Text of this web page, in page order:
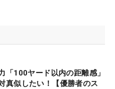
「100ヤード以内の距離感」
真似したい！【優勝者のス